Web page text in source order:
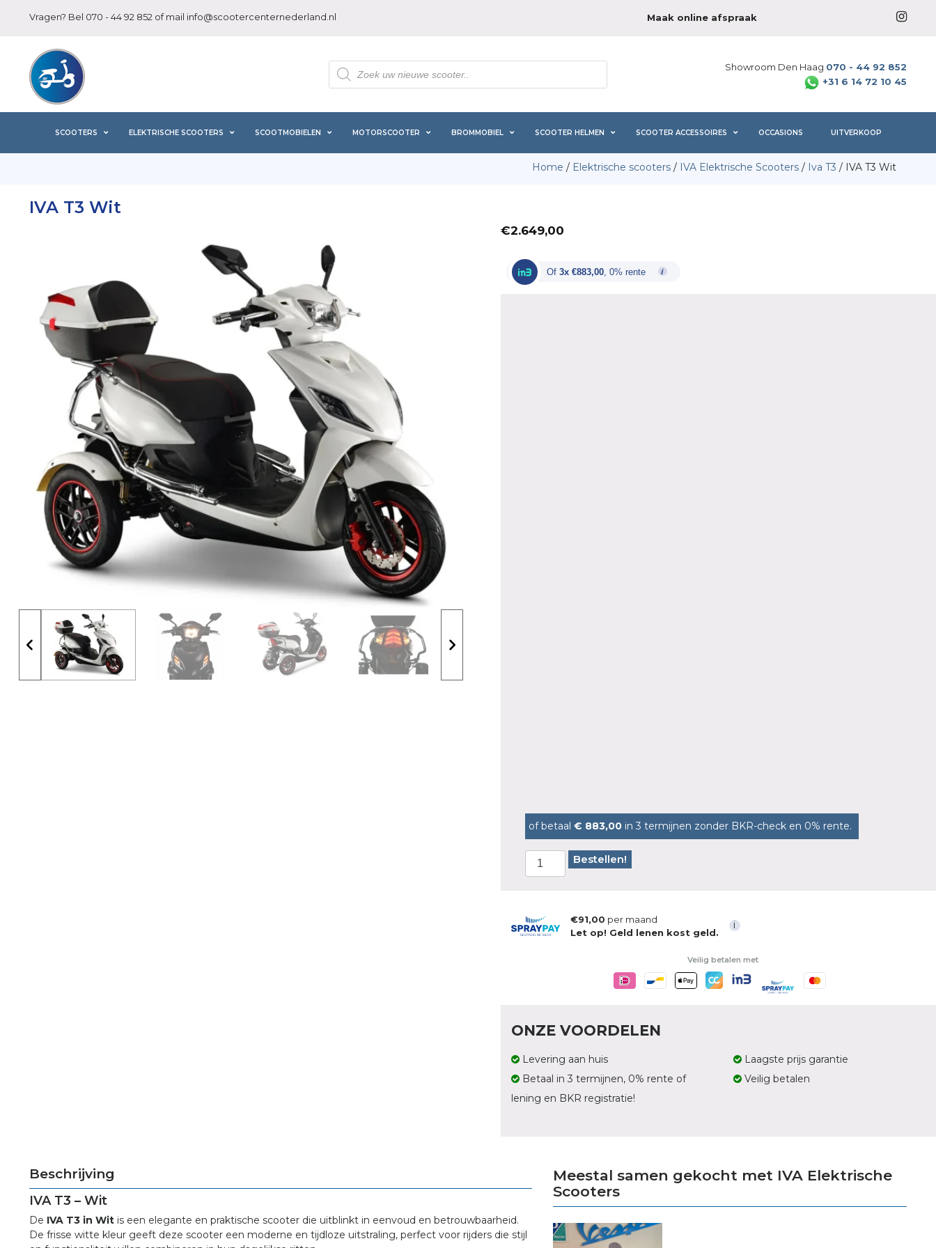
Vragen? Bel 070 - 44 92 852 of mail info@scootercenternederland.nl Maak online afspraak
Producten
zoeken
Showroom Den Haag 070 - 44 92 852
+31 6 14 72 10 45
SCOOTERS ELEKTRISCHE SCOOTERS SCOOTMOBIELEN MOTORSCOOTER BROMMOBIEL SCOOTER HELMEN SCOOTER ACCESSOIRES OCCASIONS UITVERKOOP
Home / Elektrische scooters / IVA Elektrische Scooters / Iva T3 / IVA T3 Wit
IVA T3 Wit
€2.649,00
Of 3x €883,00, 0% rente
of betaal € 883,00in 3 termijnen zonder BKR-check en 0% rente.
Bestellen!
€91,00 per maand
Let op! Geld lenen kost geld.
i
Veilig betalen met
ONZE VOORDELEN
Levering aan huis
Betaal in 3 termijnen, 0% rente of
lening en BKR registratie!
Laagste prijs garantie
Veilig betalen
Beschrijving
IVA T3 – Wit
De IVA T3 in Wit is een elegante en praktische scooter die uitblinkt in eenvoud en betrouwbaarheid.
De frisse witte kleur geeft deze scooter een moderne en tijdloze uitstraling, perfect voor rijders die stijl
Meestal samen gekocht met IVA Elektrische
Scooters